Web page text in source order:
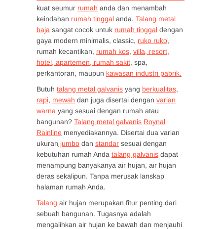
kuat seumur rumah anda dan menambah
keindahan rumah tinggal anda. Talang metal
baja sangat cocok untuk rumah tinggal dengan
gaya modern minimalis, classic, ruko ruko,
rumah kecantikan, rumah kos, villa, resort,
hotel, apartemen, rumah sakit, spa,
perkantoran, maupun kawasan industri pabrik.
Butuh talang metal galvanis yang berkualitas,
rapi, mewah dan juga disertai dengan varian
warna yang sesuai dengan rumah atau
bangunan? Talang metal galvanis Roynal
Rainline menyediakannya. Disertai dua varian
ukuran jumbo dan standar sesuai dengan
kebutuhan rumah Anda talang galvanis dapat
menampung banyakanya air hujan, air hujan
deras sekalipun. Tanpa merusak lanskap
halaman rumah Anda.
Talang air hujan merupakan fitur penting dari
sebuah bangunan. Tugasnya adalah
mengalihkan air hujan ke bawah dan menjauhi